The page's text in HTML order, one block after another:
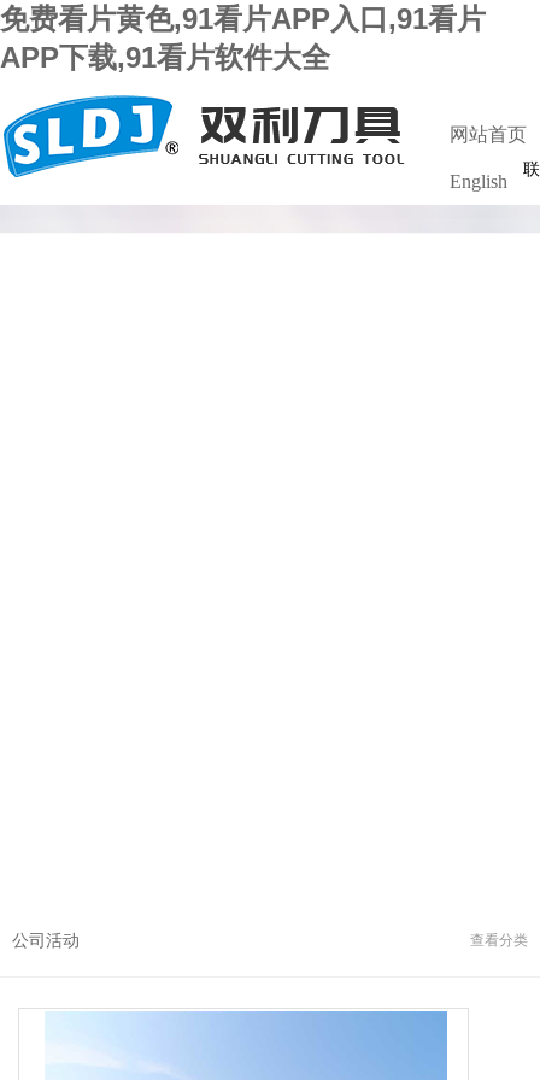
免费看片黄色,91看片APP入口,91看片
APP下载,91看片软件大全
网站首页
English
联
公司活动 查看分类